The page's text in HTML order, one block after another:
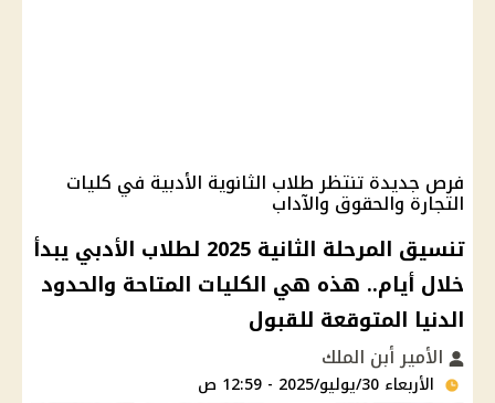
فرص جديدة تنتظر طلاب الثانوية الأدبية في كليات
التجارة والحقوق والآداب
تنسيق المرحلة الثانية 2025 لطلاب الأدبي يبدأ
خلال أيام.. هذه هي الكليات المتاحة والحدود
الدنيا المتوقعة للقبول
الأمير أبن الملك
الأربعاء 30/يوليو/2025 - 12:59 ص